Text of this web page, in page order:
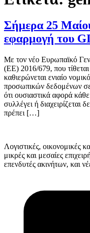
Σήμερα 25
εφαρμογή του
Με τον νέο Ευρωπαϊκό
(ΕΕ) 2016/679, που
καθιερώνεται ενιαίο
προσωπικών δεδομένων
ότι ουσιαστικά αφορά
συλλέγει ή
πρέπει […]
Λογιστικές, οικονομικές
μικρές και μεσαίες
επενδυτές ακινήτων, και